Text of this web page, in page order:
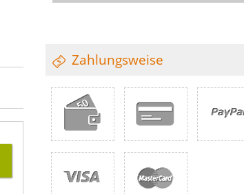
Zahlungsweise